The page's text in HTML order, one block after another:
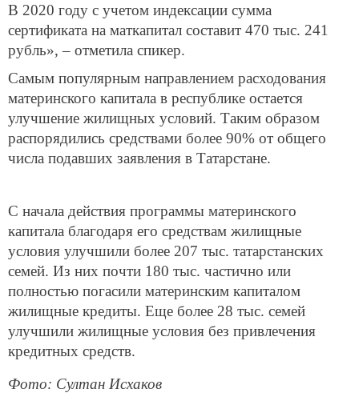
В 2020 году с учетом индексации сумма
сертификата на маткапитал составит 470 тыс. 241
рубль», – отметила спикер.
Самым популярным направлением расходования
материнского капитала в республике остается
улучшение жилищных условий. Таким образом
распорядились средствами более 90% от общего
числа подавших заявления в Татарстане.
С начала действия программы материнского
капитала благодаря его средствам жилищные
условия улучшили более 207 тыс. татарстанских
семей. Из них почти 180 тыс. частично или
полностью погасили материнским капиталом
жилищные кредиты. Еще более 28 тыс. семей
улучшили жилищные условия без привлечения
кредитных средств.
Фото: Султан Исхаков